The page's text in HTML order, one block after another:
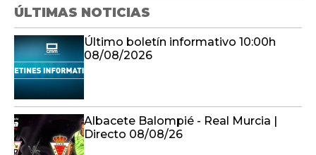
ÚLTIMAS NOTICIAS
Último boletín informativo 10:00h
08/08/2026
Albacete Balompié - Real Murcia |
Directo 08/08/26